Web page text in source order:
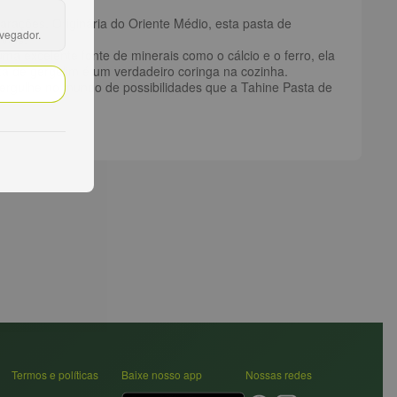
Originária do Oriente Médio, esta pasta de
excelente fonte de minerais como o cálcio e o ferro, ela
de gergelim é um verdadeiro coringa na cozinha.
no mundo de possibilidades que a Tahine Pasta de
Termos e políticas
Baixe nosso app Nossas redes